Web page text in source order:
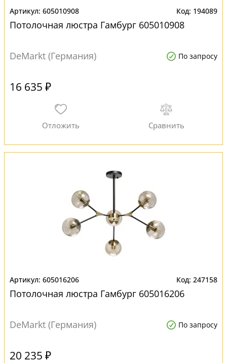
605010908 194089
Потолочная люстра Гамбург 605010908
DeMarkt (Германия) По запросу
16 635 ₽
605016206 247158
Потолочная люстра Гамбург 605016206
DeMarkt (Германия) По запросу
20 235 ₽